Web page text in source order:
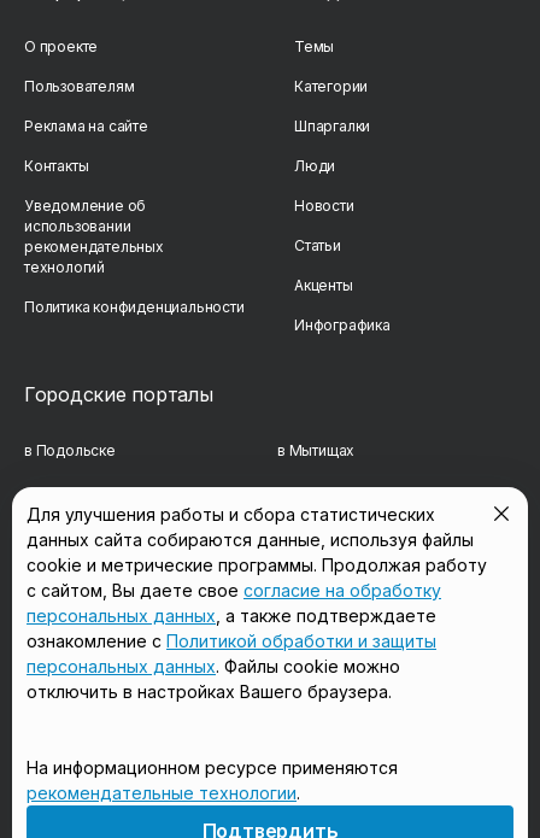
О проекте
Пользователям
Реклама на сайте
Контакты
Уведомление об
использовании
рекомендательных
технологий
Политика конфиденциальности
Темы
Категории
Шпаргалки
Люди
Новости
Статьи
Акценты
Инфографика
Городские порталы
в Подольске в Мытищах
в Сергиевом Посаде в Люберцах
в Красногорске в Королёве
в Домодедово в Щёлково
18+
Мы в соцсетях
Для улучшения работы и сбора статистических
данных сайта собираются данные, используя файлы
cookie и метрические программы. Продолжая работу
с сайтом, Вы даете свое согласие на обработку
персональных данных , а также подтверждаете
ознакомление с Политикой обработки и защиты
персональных данных. Файлы cookie можно
отключить в настройках Вашего браузера.
На информационном ресурсе применяются
рекомендательные технологии.
Подтвердить